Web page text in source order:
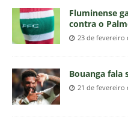
Fluminense
contra o
23 de fevereiro
Bouanga fala
21 de fevereiro